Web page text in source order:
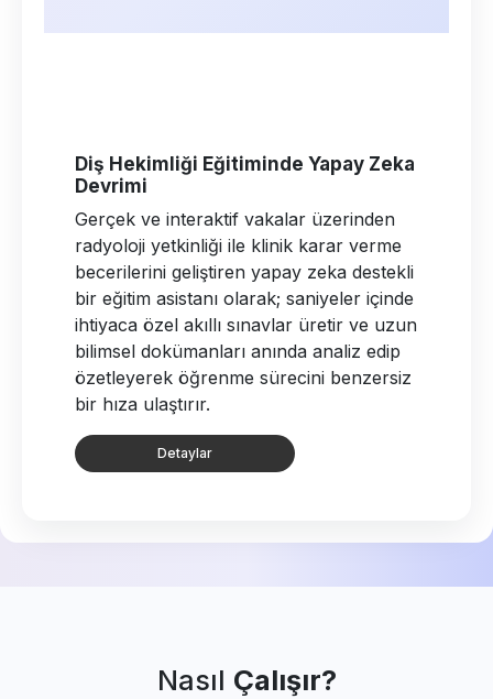
Diş Hekimliği Eğitiminde Yapay Zeka
Devrimi
Gerçek ve interaktif vakalar üzerinden
radyoloji yetkinliği ile klinik karar verme
becerilerini geliştiren yapay zeka destekli
bir eğitim asistanı olarak; saniyeler içinde
ihtiyaca özel akıllı sınavlar üretir ve uzun
bilimsel dokümanları anında analiz edip
özetleyerek öğrenme sürecini benzersiz
bir hıza ulaştırır.
Detaylar
Nasıl Çalışır?